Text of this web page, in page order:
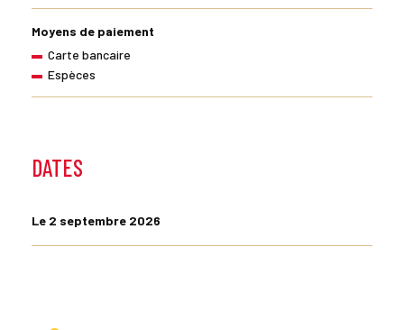
Moyens de paiement
Carte bancaire
Espèces
DATES
Le 2 septembre 2026